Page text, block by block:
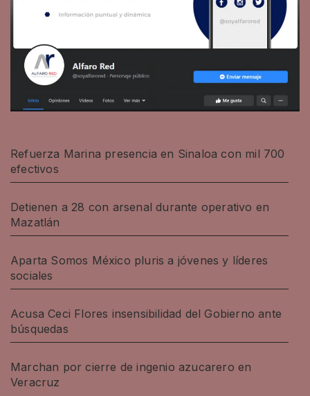
Refuerza Marina presencia en Sinaloa con mil 700
efectivos
Detienen a 28 con arsenal durante operativo en
Mazatlán
Aparta Somos México pluris a jóvenes y líderes
sociales
Acusa Ceci Flores insensibilidad del Gobierno ante
búsquedas
Marchan por cierre de ingenio azucarero en
Veracruz